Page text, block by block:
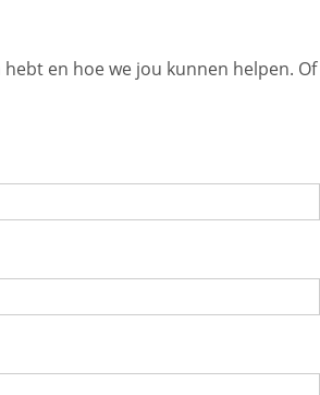
en hoe we jou kunnen helpen. Of